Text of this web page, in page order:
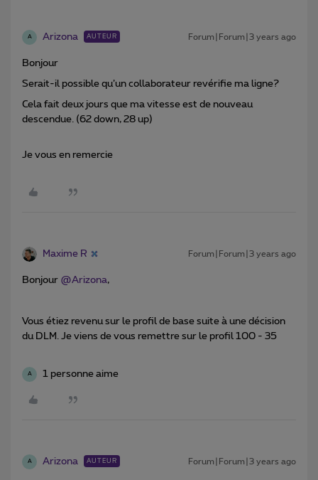
A Arizona AUTEUR Forum|Forum|3 years ago
Bonjour
Serait-il possible qu’un collaborateur revérifie ma ligne?
Cela fait deux jours que ma vitesse est de nouveau
descendue. (62 down, 28 up)
Je vous en remercie
Maxime R Forum|Forum|3 years ago
Bonjour @Arizona,
Vous étiez revenu sur le profil de base suite à une décision
du DLM. Je viens de vous remettre sur le profil 100 - 35
A 1 personne aime
A Arizona AUTEUR Forum|Forum|3 years ago